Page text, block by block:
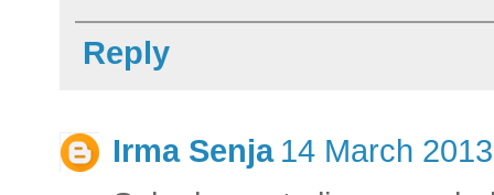
Reply
Irma Senja 14 March